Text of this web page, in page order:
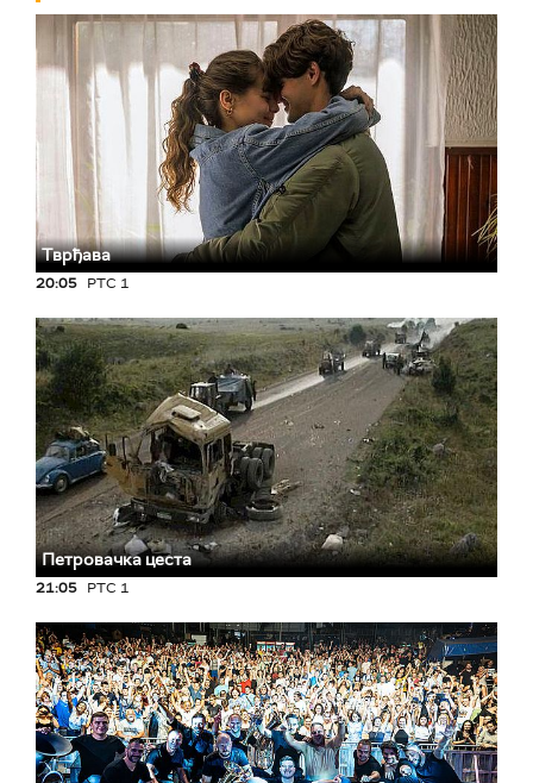
Тврђава
20:05 РТС 1
Петровачка цеста
21:05 РТС 1